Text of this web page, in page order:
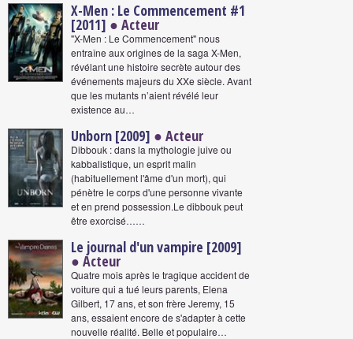
X-Men : Le Commencement #1
[2011] ● Acteur
"X-Men : Le Commencement" nous
entraîne aux origines de la saga X-Men,
révélant une histoire secrète autour des
événements majeurs du XXe siècle. Avant
que les mutants n’aient révélé leur
existence au…
Unborn [2009] ● Acteur
Dibbouk : dans la mythologie juive ou
kabbalistique, un esprit malin
(habituellement l'âme d'un mort), qui
pénètre le corps d'une personne vivante
et en prend possession.Le dibbouk peut
être exorcisé……
Le journal d'un vampire [2009]
● Acteur
Quatre mois après le tragique accident de
voiture qui a tué leurs parents, Elena
Gilbert, 17 ans, et son frère Jeremy, 15
ans, essaient encore de s'adapter à cette
nouvelle réalité. Belle et populaire…